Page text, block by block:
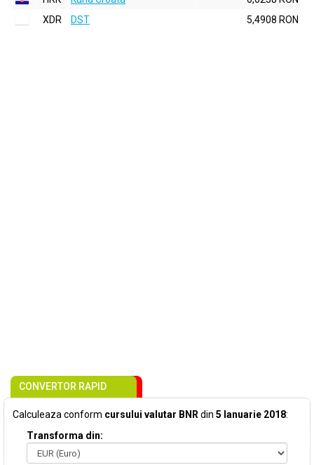
XDR
DST 5,4908 RON
CONVERTOR RAPID
Calculeaza conform cursului valutar BNR din 5 Ianuarie 2018:
Transforma din: